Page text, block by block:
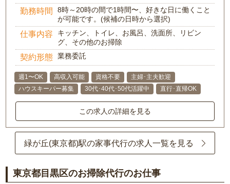
勤務時間
8時～20時の間で1時間〜、好きな日に働くこと
が可能です。(候補の日時から選択)
仕事内容
キッチン、トイレ、お風呂、洗面所、リビン
グ、その他のお掃除
契約形態 業務委託
週1〜OK 高収入可能 資格不要
主婦･主夫歓迎
ハウスキーパー募集
30代･40代･50代活躍中 直行･直帰OK
この求人の詳細を見る
緑が丘(東京都)駅の家事代行の求人一覧を見る
東京都目黒区のお掃除代行のお仕事